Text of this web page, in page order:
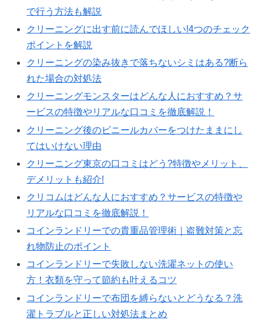
で行う方法も解説
クリーニングに出す前に読んでほしい!4つのチェック
ポイントを解説
クリーニングの染み抜きで落ちないシミはある?断ら
れた場合の対処法
クリーニングモンスターはどんな人におすすめ？サ
ービスの特徴やリアルな口コミを徹底解説！
クリーニング後のビニールカバーをつけたままにし
てはいけない理由
クリーニング東京の口コミはどう?特徴やメリット、
デメリットも紹介!
クリコムはどんな人におすすめ？サービスの特徴や
リアルな口コミを徹底解説！
コインランドリーでの貴重品管理術｜盗難対策と忘
れ物防止のポイント
コインランドリーで失敗しない洗濯ネットの使い
方！衣類を守って節約も叶えるコツ
コインランドリーで布団を縛らないとどうなる？洗
濯トラブルと正しい対処法まとめ